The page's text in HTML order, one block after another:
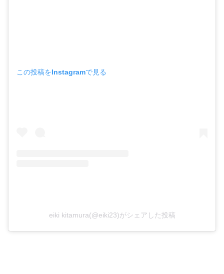
この投稿をInstagramで見る
eiki kitamura(@eiki23)がシェアした投稿